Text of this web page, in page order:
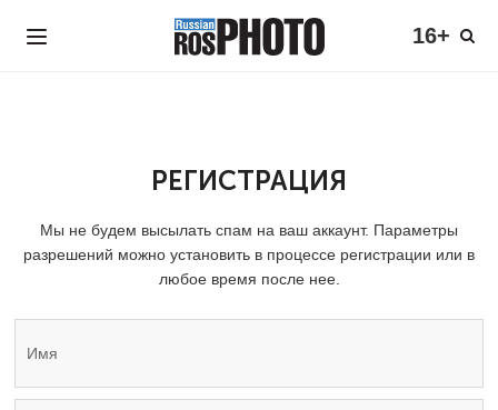
16+
РЕГИСТРАЦИЯ
Мы не будем высылать спам на ваш аккаунт. Параметры
разрешений можно установить в процессе регистрации или в
любое время после нее.